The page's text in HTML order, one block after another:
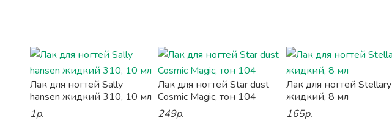
Лак для ногтей Sally
hansen жидкий 310, 10 мл
1р.
Лак для ногтей Star dust
Cosmic Magic, тон 104
249р.
Лак для ногтей Stellary
жидкий, 8 мл
165р.